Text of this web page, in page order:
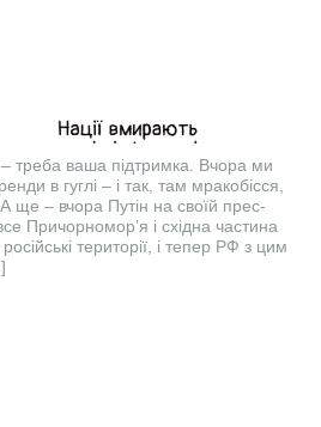
– треба ваша підтримка. Вчора ми
в гуглі – і так, там мракобісся,
ще – вчора Путін на своїй прес-
Причорномор’я і східна частина
території, і тепер РФ з цим